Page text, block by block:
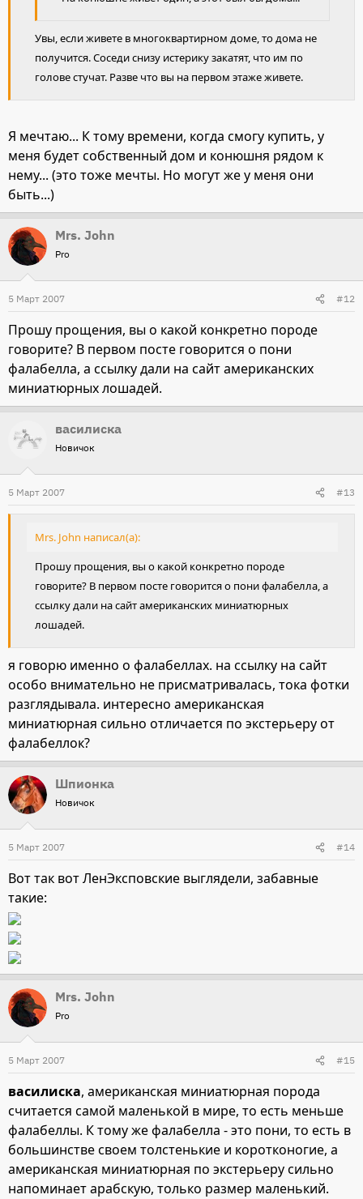
Увы, если живете в многоквартирном доме, то дома не
получится. Соседи снизу истерику закатят, что им по
голове стучат. Разве что вы на первом этаже живете.
Я мечтаю... К тому времени, когда смогу купить, у
меня будет собственный дом и конюшня рядом к
нему... (это тоже мечты. Но могут же у меня они
быть...)
Mrs. John
Pro
5 Март 2007 #12
Прошу прощения, вы о какой конкретно породе
говорите? В первом посте говорится о пони
фалабелла, а ссылку дали на сайт американских
миниатюрных лошадей.
василиска
Новичок
5 Март 2007 #13
Mrs. John написал(а):
Прошу прощения, вы о какой конкретно породе
говорите? В первом посте говорится о пони фалабелла, а
ссылку дали на сайт американских миниатюрных
лошадей.
я говорю именно о фалабеллах. на ссылку на сайт
особо внимательно не присматривалась, тока фотки
разглядывала. интересно американская
миниатюрная сильно отличается по экстерьеру от
фалабеллок?
Шпионка
Новичок
5 Март 2007 #14
Вот так вот ЛенЭксповские выглядели, забавные
такие:
Mrs. John
Pro
5 Март 2007 #15
василиска, американская миниатюрная порода
считается самой маленькой в мире, то есть меньше
фалабеллы. К тому же фалабелла - это пони, то есть в
большинстве своем толстенькие и коротконогие, а
американская миниатюрная по экстерьеру сильно
напоминает арабскую, только размер маленький.